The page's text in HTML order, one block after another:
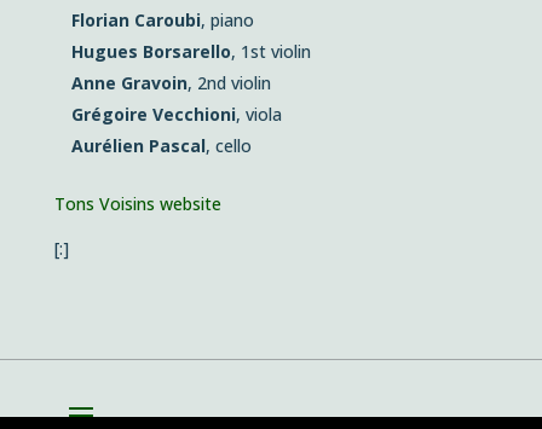
Florian Caroubi, piano
Hugues Borsarello, 1st violin
Anne Gravoin, 2nd violin
Grégoire Vecchioni, viola
Aurélien Pascal, cello
Tons Voisins website
[:]